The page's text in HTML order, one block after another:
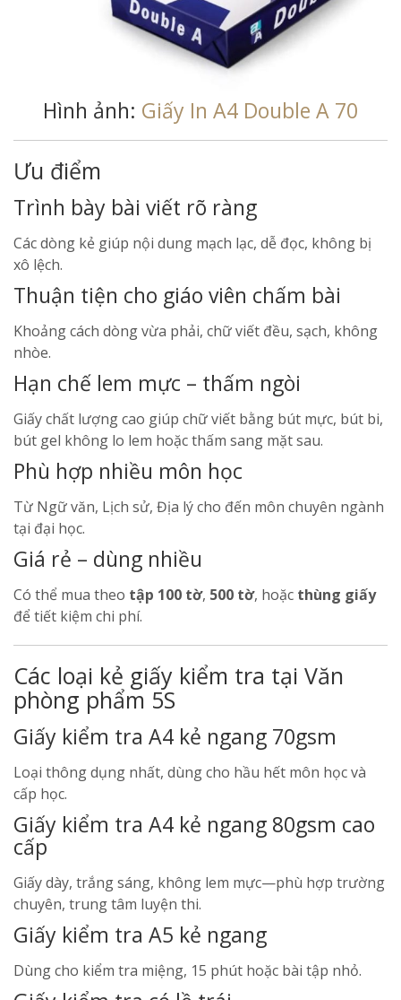
Hình ảnh: Giấy In A4 Double A 70
Ưu điểm
Trình bày bài viết rõ ràng
Các dòng kẻ giúp nội dung mạch lạc, dễ đọc, không bị
xô lệch.
Thuận tiện cho giáo viên chấm bài
Khoảng cách dòng vừa phải, chữ viết đều, sạch, không
nhòe.
Hạn chế lem mực – thấm ngòi
Giấy chất lượng cao giúp chữ viết bằng bút mực, bút bi,
bút gel không lo lem hoặc thấm sang mặt sau.
Phù hợp nhiều môn học
Từ Ngữ văn, Lịch sử, Địa lý cho đến môn chuyên ngành
tại đại học.
Giá rẻ – dùng nhiều
Có thể mua theo tập 100 tờ, 500 tờ, hoặc thùng giấy
để tiết kiệm chi phí.
Các loại kẻ giấy kiểm tra tại Văn
phòng phẩm 5S
Giấy kiểm tra A4 kẻ ngang 70gsm
Loại thông dụng nhất, dùng cho hầu hết môn học và
cấp học.
Giấy kiểm tra A4 kẻ ngang 80gsm cao
cấp
Giấy dày, trắng sáng, không lem mực—phù hợp trường
chuyên, trung tâm luyện thi.
Giấy kiểm tra A5 kẻ ngang
Dùng cho kiểm tra miệng, 15 phút hoặc bài tập nhỏ.